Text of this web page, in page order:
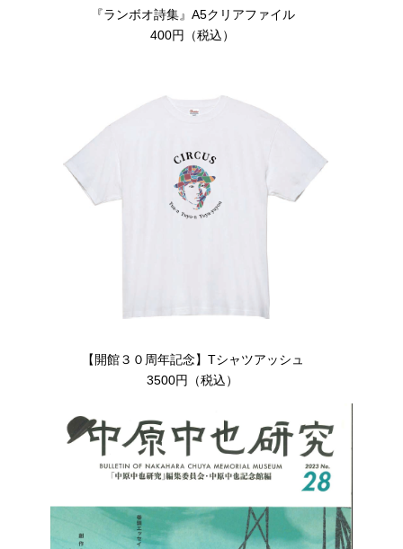
『ランボオ詩集』A5クリアファイル
400円（税込）
【開館３０周年記念】Tシャツアッシュ
3500円（税込）